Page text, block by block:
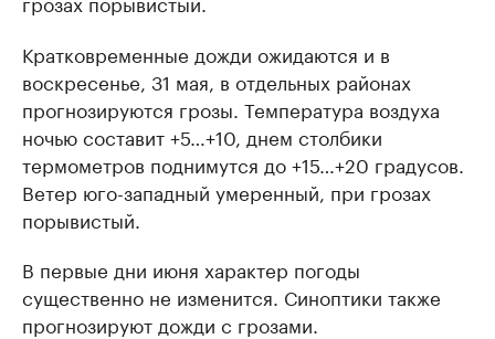
Кратковременные дожди ожидаются и в
воскресенье, 31 мая, в отдельных районах
прогнозируются грозы. Температура воздуха
ночью составит +5…+10, днем столбики
термометров поднимутся до +15…+20 градусов.
Ветер юго-западный умеренный, при грозах
порывистый.
В первые дни июня характер погоды
существенно не изменится. Синоптики также
прогнозируют дожди с грозами.